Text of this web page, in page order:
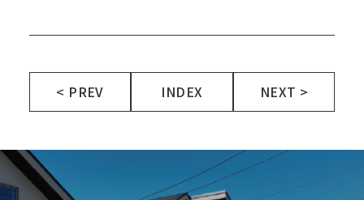
< PREV INDEX NEXT >